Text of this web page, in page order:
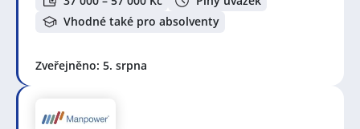
Vhodné také pro absolventy
Zveřejněno: 5. srpna